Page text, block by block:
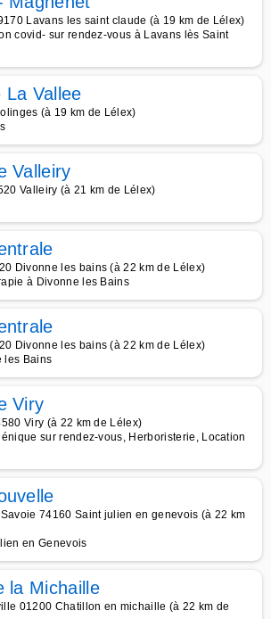
Lavans les saint claude (à 19 km de Lélex)
covid- sur rendez-vous à Lavans lès Saint
La Vallee
(à 19 km de Lélex)
Valleiry
Valleiry (à 21 km de Lélex)
Divonne les bains (à 22 km de Lélex)
à Divonne les Bains
Divonne les bains (à 22 km de Lélex)
les Bains
Viry
Viry (à 22 km de Lélex)
sur rendez-vous, Herboristerie, Location
74160 Saint julien en genevois (à 22 km
en Genevois
la Michaille
01200 Chatillon en michaille (à 22 km de